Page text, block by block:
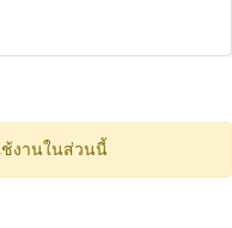
งานในส่วนนี้